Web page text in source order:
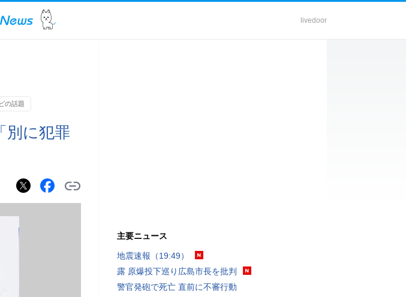
livedoor
の話題
別に犯罪
主要ニュース
地震速報（19:49）
露 原爆投下巡り広島市長を批判
警官発砲で死亡 直前に不審行動